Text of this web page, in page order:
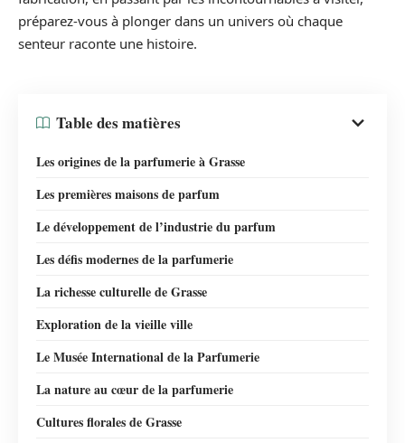
préparez-vous à plonger dans un univers où chaque
senteur raconte une histoire.
Table des matières
Les origines de la parfumerie à Grasse
Les premières maisons de parfum
Le développement de l’industrie du parfum
Les défis modernes de la parfumerie
La richesse culturelle de Grasse
Exploration de la vieille ville
Le Musée International de la Parfumerie
La nature au cœur de la parfumerie
Cultures florales de Grasse